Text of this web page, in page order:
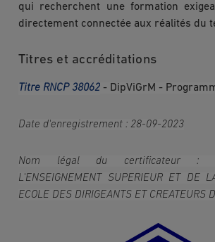
qui recherchent une formation
directement connectée aux réalités du
Titres et accréditations
Titre RNCP 38062 - DipViGrM -
Date d'enregistrement : 28-09-2023
Nom légal du certificateur :
L'ENSEIGNEMENT SUPERIEUR ET DE
ECOLE DES DIRIGEANTS ET CREATEURS
Image